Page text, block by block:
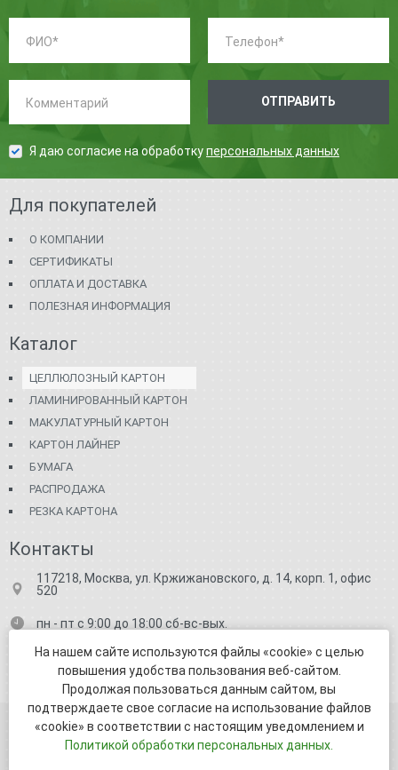
ОТПРАВИТЬ
Я даю согласие на обработкуперсональных данных
Для покупателей
О КОМПАНИИ
СЕРТИФИКАТЫ
ОПЛАТА И ДОСТАВКА
ПОЛЕЗНАЯ ИНФОРМАЦИЯ
Каталог
ЦЕЛЛЮЛОЗНЫЙ КАРТОН
ЛАМИНИРОВАННЫЙ КАРТОН
МАКУЛАТУРНЫЙ КАРТОН
КАРТОН ЛАЙНЕР
БУМАГА
РАСПРОДАЖА
РЕЗКА КАРТОНА
Контакты
117218, Москва, ул. Кржижановского, д. 14, корп. 1, офис
520
пн - пт с 9:00 до 18:00 сб-вс-вых.
+7 (499) 682-71-91
business.info@unikomm.ru
© ООО УникоММ 2005-2026
На нашем сайте используются файлы «cookie» с целью
повышения удобства пользования веб-сайтом.
Продолжая пользоваться данным сайтом, вы
подтверждаете свое согласие на использование файлов
«cookie» в соответствии с настоящим уведомлением и
Политикой обработки персональных данных.